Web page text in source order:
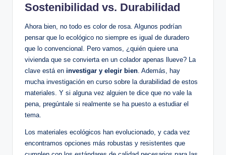
Sostenibilidad vs. Durabilidad
Ahora bien, no todo es color de rosa. Algunos podrían
pensar que lo ecológico no siempre es igual de duradero
que lo convencional. Pero vamos, ¿quién quiere una
vivienda que se convierta en un colador apenas llueve? La
clave está en investigar y elegir bien . Además, hay
mucha investigación en curso sobre la durabilidad de estos
materiales. Y si alguna vez alguien te dice que no vale la
pena, pregúntale si realmente se ha puesto a estudiar el
tema.
Los materiales ecológicos han evolucionado, y cada vez
encontramos opciones más robustas y resistentes que